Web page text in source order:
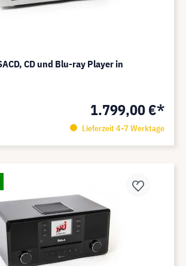
CD und Blu-ray Player in
1.799,00 €*
Lieferzeit 4-7 Werktage